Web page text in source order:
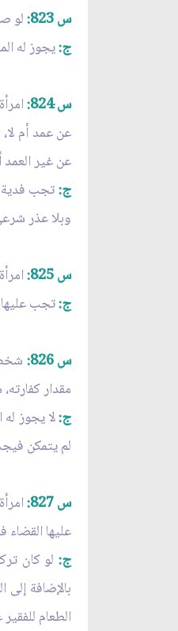
س 823:
لو
ج:يجوز له
س 824:
عن عمد أم
عن غير العمد
ج:تجب فدية
وبلا عذر
س 825:
ج:تجب
س 826:
مقدار
ج:لا يجوز له
لم يتمكن
س 827:
عليها
ج: لو كان
بالإضافة
الطعام